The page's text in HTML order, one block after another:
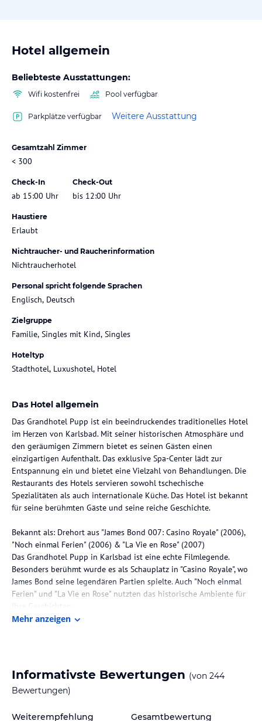
Hotel allgemein
Beliebteste Ausstattungen:
Wifi kostenfrei Pool verfügbar
Parkplätze verfügbar Weitere Ausstattung
Gesamtzahl Zimmer
< 300
Check-In
ab 15:00 Uhr
Check-Out
bis 12:00 Uhr
Haustiere
Erlaubt
Nichtraucher- und Raucherinformation
Nichtraucherhotel
Personal spricht folgende Sprachen
Englisch, Deutsch
Zielgruppe
Familie, Singles mit Kind, Singles
Hoteltyp
Stadthotel, Luxushotel, Hotel
Das Hotel allgemein
Das Grandhotel Pupp ist ein beeindruckendes traditionelles Hotel
im Herzen von Karlsbad. Mit seiner historischen Atmosphäre und
den geräumigen Zimmern bietet es seinen Gästen einen
einzigartigen Aufenthalt. Das exklusive Spa-Center lädt zur
Entspannung ein und bietet eine Vielzahl von Behandlungen. Die
Restaurants des Hotels servieren sowohl tschechische
Spezialitäten als auch internationale Küche. Das Hotel ist bekannt
für seine berühmten Gäste und seine reiche Geschichte.
Bekannt als: Drehort aus "James Bond 007: Casino Royale" (2006),
"Noch einmal Ferien" (2006) & "La Vie en Rose" (2007)
Das Grandhotel Pupp in Karlsbad ist eine echte Filmlegende.
Besonders berühmt wurde es als Schauplatz in "Casino Royale", wo
James Bond seine legendären Partien spielte. Auch "Noch einmal
Ferien" und "La Vie en Rose" nutzten das historische Ambiente für
ihre Geschichten.
Die Lage des Hotels ermöglicht es den Gästen, die Schönheit der
Stadt und ihrer Umgebung zu erkunden. Der Flughafen Karlovy
Vary ist etwa 9 km entfernt und der Bahnhof Stara louka ist nur 50
Mehr anzeigen
Informativste Bewertungen (von 244
Bewertungen)
Weiterempfehlung Gesamtbewertung